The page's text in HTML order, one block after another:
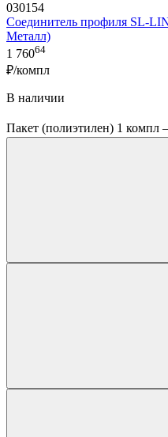
030154
Соединитель профиля SL-
Металл)
1 76064
₽/компл
В наличии
Пакет (полиэтилен) 1 компл